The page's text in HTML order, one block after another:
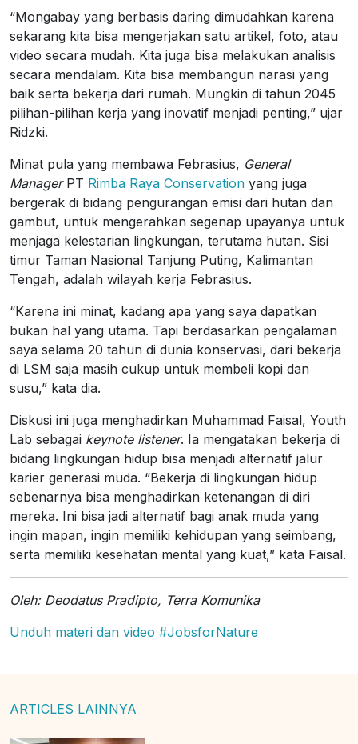
“Mongabay yang berbasis daring dimudahkan karena
sekarang kita bisa mengerjakan satu artikel, foto, atau
video secara mudah. Kita juga bisa melakukan analisis
secara mendalam. Kita bisa membangun narasi yang
baik serta bekerja dari rumah. Mungkin di tahun 2045
pilihan-pilihan kerja yang inovatif menjadi penting,” ujar
Ridzki.
Minat pula yang membawa Febrasius, General
ManagerPT Rimba Raya Conservation yang juga
bergerak di bidang pengurangan emisi dari hutan dan
gambut, untuk mengerahkan segenap upayanya untuk
menjaga kelestarian lingkungan, terutama hutan. Sisi
timur Taman Nasional Tanjung Puting, Kalimantan
Tengah, adalah wilayah kerja Febrasius.
“Karena ini minat, kadang apa yang saya dapatkan
bukan hal yang utama. Tapi berdasarkan pengalaman
saya selama 20 tahun di dunia konservasi, dari bekerja
di LSM saja masih cukup untuk membeli kopi dan
susu,” kata dia.
Diskusi ini juga menghadirkan Muhammad Faisal, Youth
Lab sebagai keynote listener. Ia mengatakan bekerja di
bidang lingkungan hidup bisa menjadi alternatif jalur
karier generasi muda. “Bekerja di lingkungan hidup
sebenarnya bisa menghadirkan ketenangan di diri
mereka. Ini bisa jadi alternatif bagi anak muda yang
ingin mapan, ingin memiliki kehidupan yang seimbang,
serta memiliki kesehatan mental yang kuat,” kata Faisal.
Oleh: Deodatus Pradipto, Terra Komunika
Unduh materi dan video #JobsforNature
ARTICLES LAINNYA